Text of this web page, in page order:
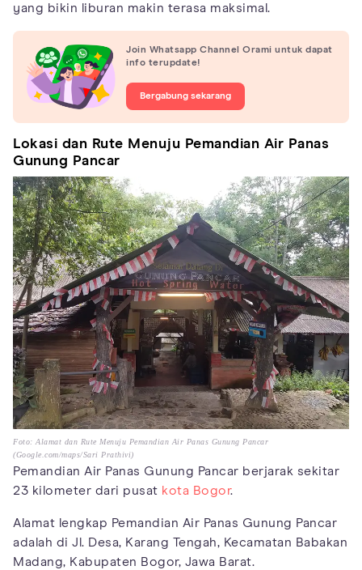
yang bikin liburan makin terasa maksimal.
Join Whatsapp Channel Orami untuk dapat
info terupdate!
Bergabung sekarang
Lokasi dan Rute Menuju Pemandian Air Panas
Gunung Pancar
Foto: Alamat dan Rute Menuju Pemandian Air Panas Gunung Pancar
(Google.com/maps/Sari Prathivi)
Pemandian Air Panas Gunung Pancar berjarak sekitar
23 kilometer dari pusat kota Bogor.
Alamat lengkap Pemandian Air Panas Gunung Pancar
adalah di Jl. Desa, Karang Tengah, Kecamatan Babakan
Madang, Kabupaten Bogor, Jawa Barat.